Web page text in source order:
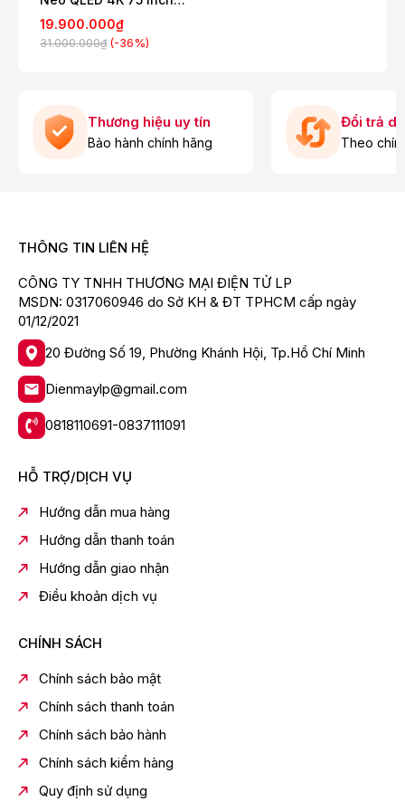
Độ phân giải 4K (3,840 x 2,160)
Đầu ra âm thanh (RMS) 20W
Loại sản phẩm
Neo QLED
Độ phân giải 4K (3,840 x 2,160)
Video
Engine Hình ảnh NQ4 AI Gen2 Processor
HDR (High Dynamic Range) Neo Quantum HDR
HDR 10+ Yes (ADAPTIVE/ GAMING)
AI Upscale 4K AI Upscaling
Contrast Quantum Matrix Technology Slim
Micro Dimming Supreme UHD Dimming
Nâng cấp Tương phản Real Depth Enhancer
Motion Technology Motion Xcelerator 144Hz
Smart Calibration Basic
Filmmaker Mode (FMM) Yes
AI HDR Remastering Auto HDR Remastering
EyeComfort Mode Yes
Âm thanh
Object Tracking Sound OTS Lite
Q-Symphony Yes
QA75QN70F
19.900.000₫
31.000.000₫ (-36%)
Thương hiệu uy tín
Bảo hành chính hãng
Đổi trả
Theo
THÔNG TIN LIÊN HỆ
CÔNG TY TNHH THƯƠNG MẠI ĐIỆN TỬ LP
MSDN: 0317060946 do Sở KH & ĐT TPHCM cấp ngày
01/12/2021
20 Đường Số 19, Phường Khánh Hội, Tp.Hồ Chí Minh
Dienmaylp@gmail.com
0818110691-0837111091
HỖ TRỢ/DỊCH VỤ
Hướng dẫn mua hàng
Hướng dẫn thanh toán
Hướng dẫn giao nhận
Điều khoản dịch vụ
CHÍNH SÁCH
Chính sách bảo mật
Chính sách thanh toán
Chính sách bảo hành
Chính sách kiểm hàng
Quy định sử dụng